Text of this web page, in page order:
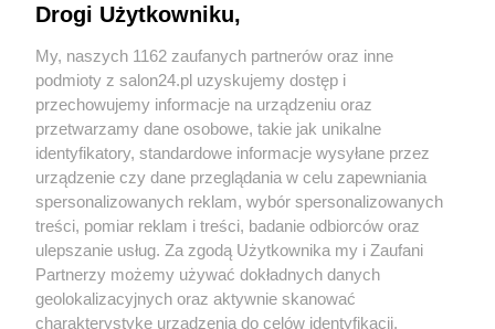
Sport
Społeczeństwo
Kultura
X Facebook Instagram Youtube
Drogi Użytkowniku,
My, naszych 1162 zaufanych partnerów oraz inne
podmioty z salon24.pl uzyskujemy dostęp i
przechowujemy informacje na urządzeniu oraz
przetwarzamy dane osobowe, takie jak unikalne
identyfikatory, standardowe informacje wysyłane przez
urządzenie czy dane przeglądania w celu zapewniania
spersonalizowanych reklam, wybór spersonalizowanych
treści, pomiar reklam i treści, badanie odbiorców oraz
ulepszanie usług. Za zgodą Użytkownika my i Zaufani
Partnerzy możemy używać dokładnych danych
geolokalizacyjnych oraz aktywnie skanować
charakterystykę urządzenia do celów identyfikacji.